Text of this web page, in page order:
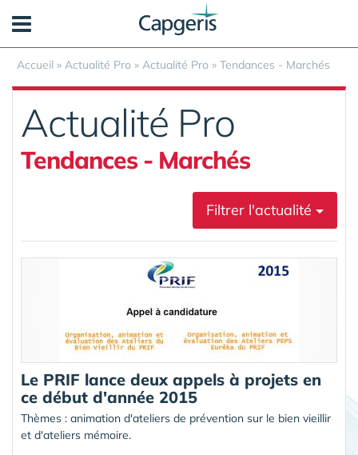
Accueil » Actualité Pro » Actualité Pro » Tendances - Marchés
Actualité Pro
Tendances - Marchés
Filtrer l'actualité
Le PRIF lance deux appels à projets en
ce début d'année 2015
Thèmes : animation d'ateliers de prévention sur le bien vieillir
et d'ateliers mémoire.